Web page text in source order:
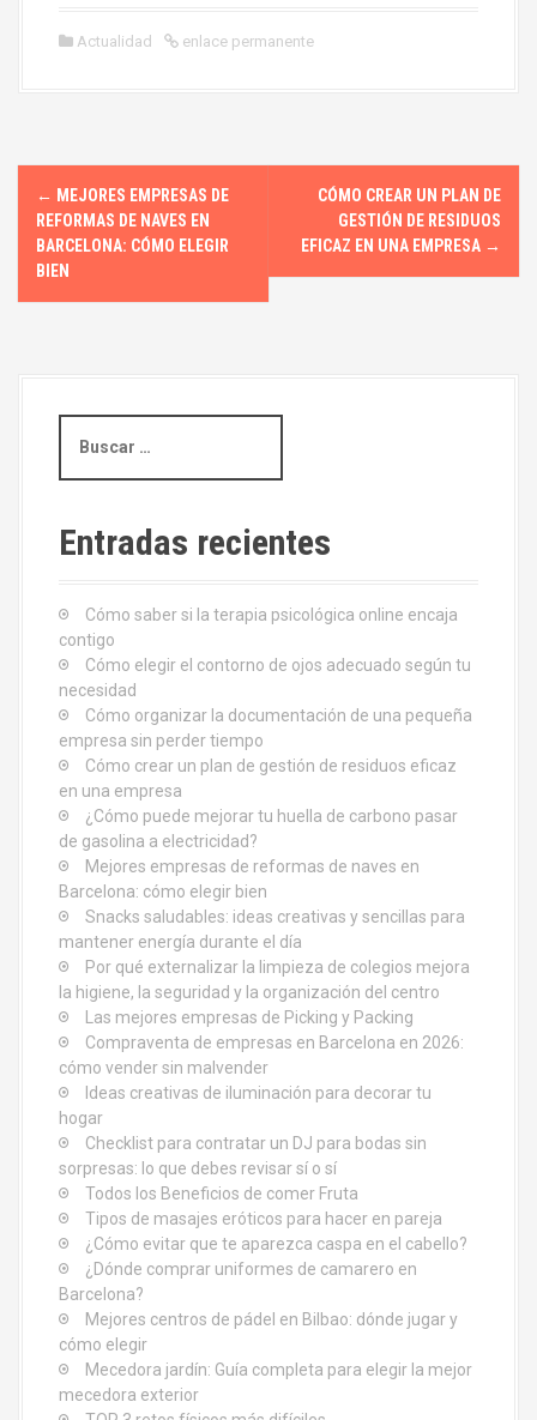
Actualidad enlace permanente
N← MEJORES EMPRESAS DE
REFORMAS DE NAVES EN
BARCELONA: CÓMO ELEGIR
BIEN
CÓMO CREAR UN PLAN DE
GESTIÓN DE RESIDUOS
EFICAZ EN UNA EMPRESA →
s
a
rEntradas recientes
Cómo saber si la terapia psicológica online encaja
contigo
Cómo elegir el contorno de ojos adecuado según tu
necesidad
Cómo organizar la documentación de una pequeña
empresa sin perder tiempo
Cómo crear un plan de gestión de residuos eficaz
en una empresa
¿Cómo puede mejorar tu huella de carbono pasar
de gasolina a electricidad?
Mejores empresas de reformas de naves en
Barcelona: cómo elegir bien
Snacks saludables: ideas creativas y sencillas para
mantener energía durante el día
Por qué externalizar la limpieza de colegios mejora
la higiene, la seguridad y la organización del centro
Las mejores empresas de Picking y Packing
Compraventa de empresas en Barcelona en 2026:
cómo vender sin malvender
Ideas creativas de iluminación para decorar tu
hogar
Checklist para contratar un DJ para bodas sin
sorpresas: lo que debes revisar sí o sí
Todos los Beneficios de comer Fruta
Tipos de masajes eróticos para hacer en pareja
¿Cómo evitar que te aparezca caspa en el cabello?
¿Dónde comprar uniformes de camarero en
Barcelona?
Mejores centros de pádel en Bilbao: dónde jugar y
cómo elegir
Mecedora jardín: Guía completa para elegir la mejor
mecedora exterior